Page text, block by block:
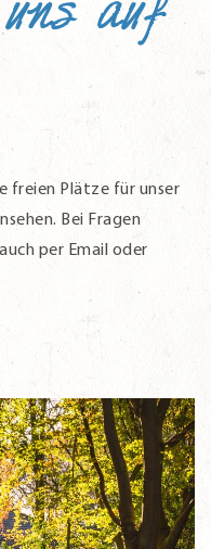
auf
freien Plätze für unser
Bei Fragen
per Email oder